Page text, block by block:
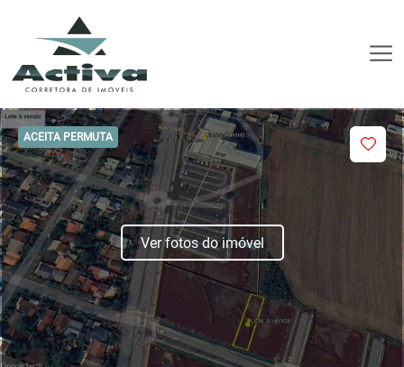
ACEITA PERMUTA
Ver fotos do imóvel